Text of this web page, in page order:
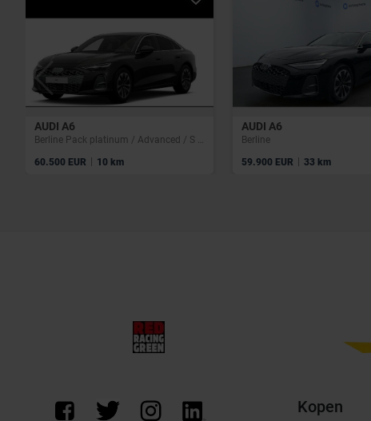
AUDI A6
Berline Pack platinum / Advanced / S Line intérieur / Caméra 360 / Toit panoramique / Matrix / Vitres teintées
60.500 EUR | 10 km
AUDI A6
Berline
59.900 EUR | 33 km
Kopen